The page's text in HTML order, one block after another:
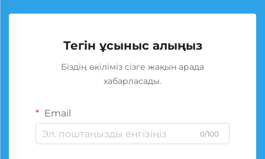
Тегін ұсыныс алыңыз
Біздің өкіліміз сізге жақын арада
хабарласады.
Email
0/100